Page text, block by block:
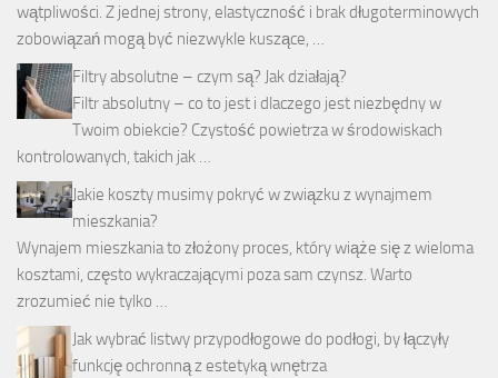
wątpliwości. Z jednej strony, elastyczność i brak długoterminowych
zobowiązań mogą być niezwykle kuszące, …
Filtry absolutne – czym są? Jak działają?
Filtr absolutny – co to jest i dlaczego jest niezbędny w
Twoim obiekcie? Czystość powietrza w środowiskach
kontrolowanych, takich jak …
Jakie koszty musimy pokryć w związku z wynajmem
mieszkania?
Wynajem mieszkania to złożony proces, który wiąże się z wieloma
kosztami, często wykraczającymi poza sam czynsz. Warto
zrozumieć nie tylko …
Jak wybrać listwy przypodłogowe do podłogi, by łączyły
funkcję ochronną z estetyką wnętrza